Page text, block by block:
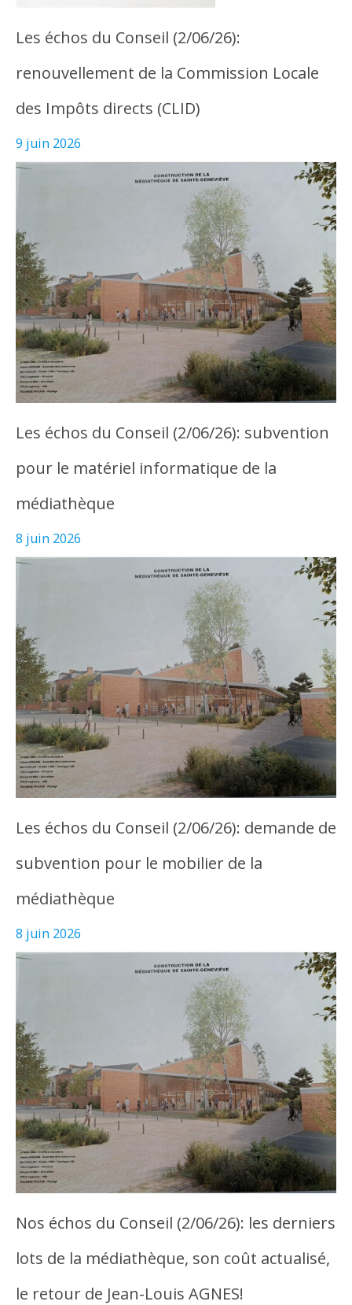
Les échos du Conseil (2/06/26):
renouvellement de la Commission Locale
des Impôts directs (CLID)
9 juin 2026
Les échos du Conseil (2/06/26): subvention
pour le matériel informatique de la
médiathèque
8 juin 2026
Les échos du Conseil (2/06/26): demande de
subvention pour le mobilier de la
médiathèque
8 juin 2026
Nos échos du Conseil (2/06/26): les derniers
lots de la médiathèque, son coût actualisé,
le retour de Jean-Louis AGNES!